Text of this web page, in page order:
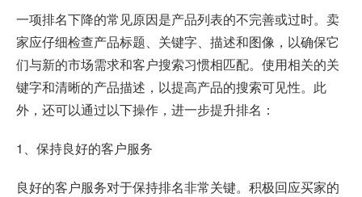
一项排名下降的常见原因是产品列表的不完善或过时。卖
家应仔细检查产品标题、关键字、描述和图像，以确保它
们与新的市场需求和客户搜索习惯相匹配。使用相关的关
键字和清晰的产品描述，以提高产品的搜索可见性。此
外，还可以通过以下操作，进一步提升排名：
1、保持良好的客户服务
良好的客户服务对于保持排名非常关键。积极回应买家的